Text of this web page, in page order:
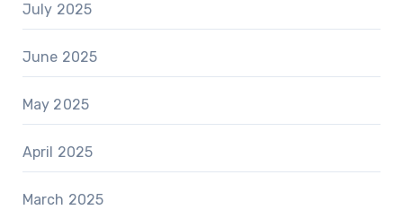
July 2025
June 2025
May 2025
April 2025
March 2025